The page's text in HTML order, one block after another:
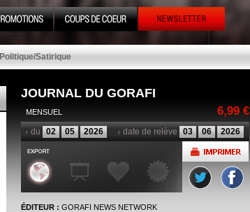
Politique/Satirique
JOURNAL DU GORAFI
6,99 €
MENSUEL
du 02 05 2026 date de relève 03 06 2026
ÉDITEUR : GORAFI NEWS NETWORK